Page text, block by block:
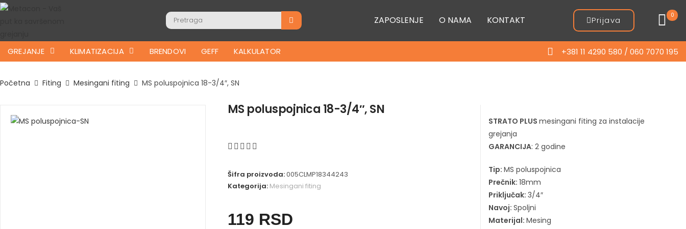
ZAPOSLENJE O NAMA KONTAKT Prijava 0
GREJANJE KLIMATIZACIJA BRENDOVI GEFF KALKULATOR +381 11 4290 580 / 060 7070 195
Početna Fiting Mesingani fiting MS poluspojnica 18-3/4″, SN
MS poluspojnica 18-3/4″, SN
Šifra proizvoda:005CLMP18344243
Kategorija: Mesingani fiting
119 RSD
STRATO PLUS mesingani fiting za instalacije
grejanja
GARANCIJA: 2 godine
Tip: MS poluspojnica
Prečnik: 18mm
Priključak: 3/4″
Navoj: Spoljni
Materijal: Mesing